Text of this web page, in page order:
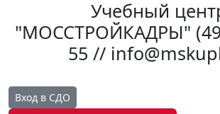
Учебный
"МОССТРОЙКАДРЫ"
55 //
Вход в СДО